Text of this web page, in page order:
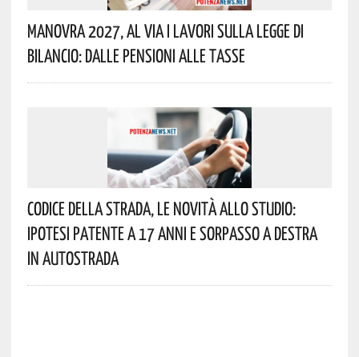
Manovra 2027, Al Via I Lavori Sulla Legge Di
Bilancio: Dalle Pensioni Alle Tasse
Codice Della Strada, Le Novità Allo Studio:
Ipotesi Patente A 17 Anni E Sorpasso A Destra
In Autostrada